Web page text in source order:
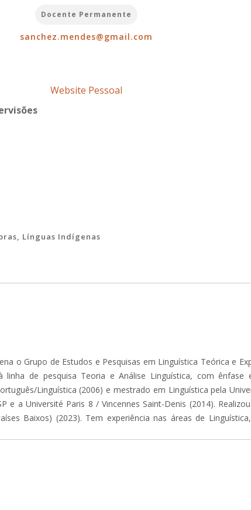
Docente Permanente
sanchez.mendes@gmail.com
Website Pessoal
Línguas Indígenas
o Grupo de Estudos e Pesquisas em Linguística Teórica e
linha de pesquisa Teoria e Análise Linguística, com
Linguística (2006) e mestrado em Linguística pela
a Université Paris 8 / Vincennes Saint-Denis (2014).
Baixos) (2023). Tem experiência nas áreas de